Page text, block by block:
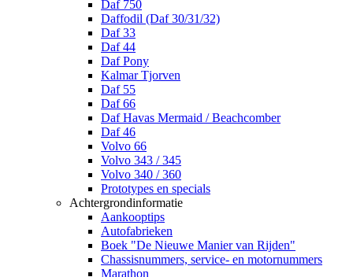
Daf 750
Daffodil (Daf 30/31/32)
Daf 33
Daf 44
Daf Pony
Kalmar Tjorven
Daf 55
Daf 66
Daf Havas Mermaid / Beachcomber
Daf 46
Volvo 66
Volvo 343 / 345
Volvo 340 / 360
Prototypes en specials
Achtergrondinformatie
Aankooptips
Autofabrieken
Boek "De Nieuwe Manier van Rijden"
Chassisnummers, service- en motornummers
Marathon